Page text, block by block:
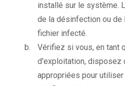
installé sur le système.
de la désinfection ou de
fichier infecté.
Vérifiez si vous, en tant
d'exploitation, disposez
appropriées pour utiliser